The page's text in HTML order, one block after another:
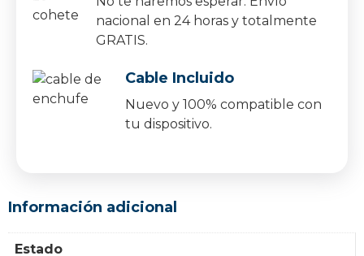
nacional en 24 horas y totalmente
GRATIS.
Cable Incluido
Nuevo y 100% compatible con
tu dispositivo.
Información adicional
Estado